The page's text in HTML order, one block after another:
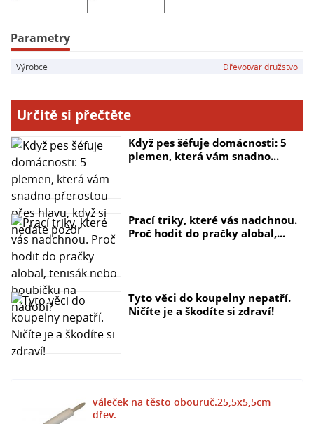
Parametry
Výrobce Dřevotvar družstvo
Určitě si přečtěte
Když pes šéfuje domácnosti: 5
plemen, která vám snadno...
Prací triky, které vás nadchnou.
Proč hodit do pračky alobal,...
Tyto věci do koupelny nepatří.
Ničíte je a škodíte si zdraví!
váleček na těsto obouruč.25,5x5,5cm
dřev.